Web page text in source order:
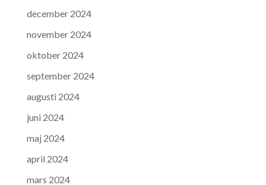
december 2024
november 2024
oktober 2024
september 2024
augusti 2024
juni 2024
maj 2024
april 2024
mars 2024